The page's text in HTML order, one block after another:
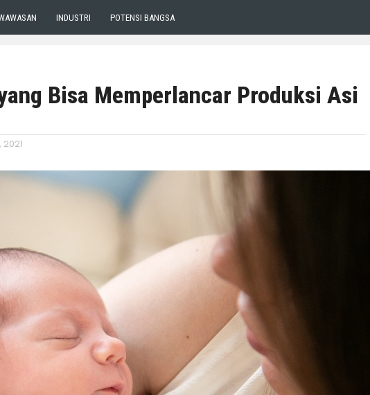
INDUSTRI POTENSI BANGSA
Bisa Memperlancar Produksi Asi